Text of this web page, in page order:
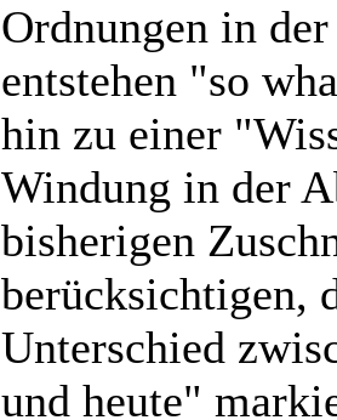
Ordnungen in
entstehen "so
hin zu einer
Windung in der
bisherigen
berücksichtigen,
Unterschied
und heute"